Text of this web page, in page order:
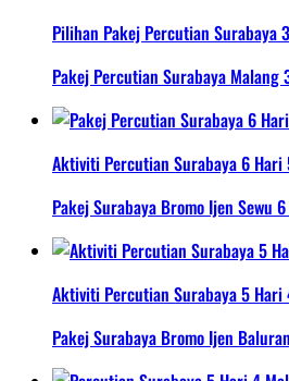
Pilihan Pakej Percutian Surabaya
Pakej Percutian Surabaya Malang
Aktiviti Percutian Surabaya 6 Hari
Pakej Surabaya Bromo Ijen Sewu
Aktiviti Percutian Surabaya 5 Hari
Pakej Surabaya Bromo Ijen